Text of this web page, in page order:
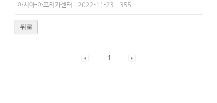
아시아-아프리카센터 2022-11-23 355
뒤로
1